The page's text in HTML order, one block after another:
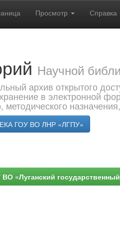
Просмотр Справка
Научной
архив открытого
в электронной
методического
ГОУ ВО ЛНР «ЛГПУ»
«Луганский